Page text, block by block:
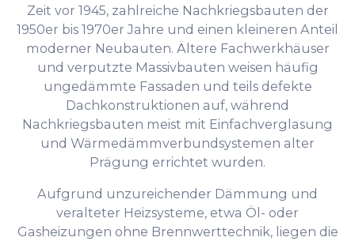
Zeit vor 1945, zahlreiche Nachkriegsbauten der
1950er bis 1970er Jahre und einen kleineren Anteil
moderner Neubauten. Ältere Fachwerkhäuser
und verputzte Massivbauten weisen häufig
ungedämmte Fassaden und teils defekte
Dachkonstruktionen auf, während
Nachkriegsbauten meist mit Einfachverglasung
und Wärmedämmverbundsystemen alter
Prägung errichtet wurden.
Aufgrund unzureichender Dämmung und
veralteter Heizsysteme, etwa Öl- oder
Gasheizungen ohne Brennwerttechnik, liegen die